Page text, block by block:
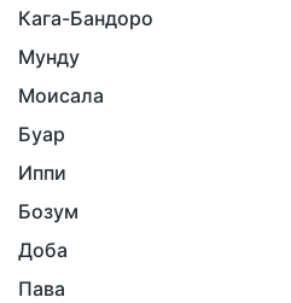
Кага-Бандоро
Мунду
Моисала
Буар
Иппи
Бозум
Доба
Пава